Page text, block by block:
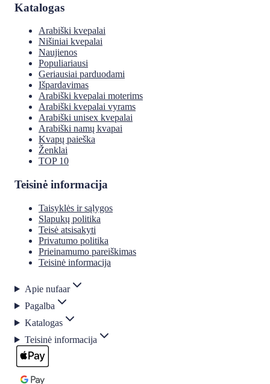
Katalogas
Arabiški kvepalai
Nišiniai kvepalai
Naujienos
Populiariausi
Geriausiai parduodami
Išpardavimas
Arabiški kvepalai moterims
Arabiški kvepalai vyrams
Arabiški unisex kvepalai
Arabiški namų kvapai
Kvapų paieška
Ženklai
TOP 10
Teisinė informacija
Taisyklės ir sąlygos
Slapukų politika
Teisė atsisakyti
Privatumo politika
Prieinamumo pareiškimas
Teisinė informacija
Apie nufaar
Pagalba
Katalogas
Teisinė informacija